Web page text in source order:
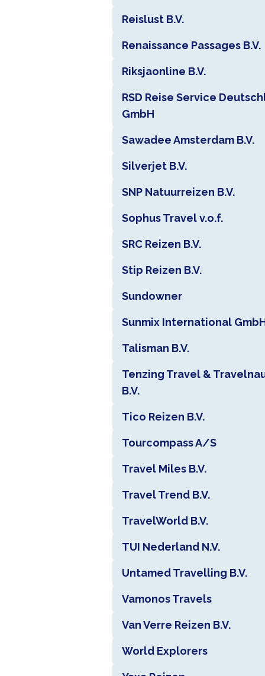
Reislust B.V.
Renaissance Passages B.V.
Riksjaonline B.V.
RSD Reise Service
GmbH
Sawadee Amsterdam B.V.
Silverjet B.V.
SNP Natuurreizen B.V.
Sophus Travel v.o.f.
SRC Reizen B.V.
Stip Reizen B.V.
Sundowner
Sunmix International
Talisman B.V.
Tenzing Travel &
B.V.
Tico Reizen B.V.
Tourcompass A/S
Travel Miles B.V.
Travel Trend B.V.
TravelWorld B.V.
TUI Nederland N.V.
Untamed Travelling B.V.
Vamonos Travels
Van Verre Reizen B.V.
World Explorers